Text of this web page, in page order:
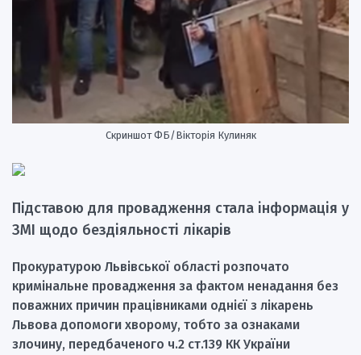
Скриншот ФБ/Вікторія Кулиняк
Підставою для провадження стала інформація у
ЗМІ щодо бездіяльності лікарів
Прокуратурою Львівської області розпочато
кримінальне провадження за фактом ненадання без
поважних причин працівниками однієї з лікарень
Львова допомоги хворому, тобто за ознаками
злочину, передбаченого ч.2 ст.139 КК України